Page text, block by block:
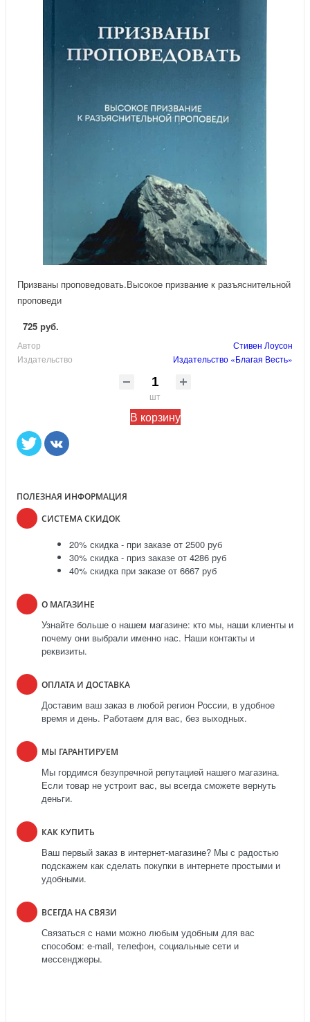
Призваны проповедовать.Высокое призвание к разъяснительной
проповеди
725 руб.
Автор
Стивен Лоусон
Издательство
Издательство «Благая Весть»
шт
В корзину
ПОЛЕЗНАЯ ИНФОРМАЦИЯ
СИСТЕМА СКИДОК
20% скидка - при заказе от 2500 руб
30% скидка - приз заказе от 4286 руб
40% скидка при заказе от 6667 руб
О МАГАЗИНЕ
Узнайте больше о нашем магазине: кто мы, наши клиенты и
почему они выбрали именно нас. Наши контакты и
реквизиты.
ОПЛАТА И ДОСТАВКА
Доставим ваш заказ в любой регион России, в удобное
время и день. Работаем для вас, без выходных.
МЫ ГАРАНТИРУЕМ
Мы гордимся безупречной репутацией нашего магазина.
Если товар не устроит вас, вы всегда сможете вернуть
деньги.
КАК КУПИТЬ
Ваш первый заказ в интернет-магазине? Мы с радостью
подскажем как сделать покупки в интернете простыми и
удобными.
ВСЕГДА НА СВЯЗИ
Связаться с нами можно любым удобным для вас
способом: e-mail, телефон, социальные сети и
мессенджеры.